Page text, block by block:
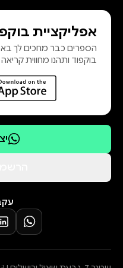
אפליקציית
הספרים כבר מחכים לך
בוקפוד ותהנו מחווית